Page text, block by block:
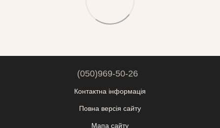
(050)969-50-26
Контактна інформація
Повна версія сайту
Мапа сайту